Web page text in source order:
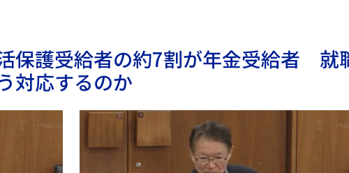
保護受給者の約7割が年金受給者 就
対応するのか